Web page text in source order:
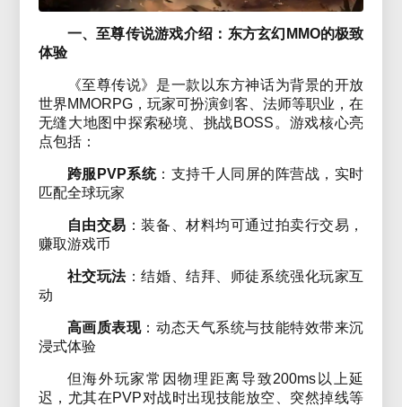
一、至尊传说游戏介绍：东方玄幻MMO的极致
体验
《至尊传说》是一款以东方神话为背景的开放
世界MMORPG，玩家可扮演剑客、法师等职业，在
无缝大地图中探索秘境、挑战BOSS。游戏核心亮
点包括：
跨服PVP系统：支持千人同屏的阵营战，实时
匹配全球玩家
自由交易 ：装备、材料均可通过拍卖行交易，
赚取游戏币
社交玩法：结婚、结拜、师徒系统强化玩家互
动
高画质表现：动态天气系统与技能特效带来沉
浸式体验
但海外玩家常因物理距离导致200ms以上延
迟，尤其在PVP对战时出现技能放空、突然掉线等